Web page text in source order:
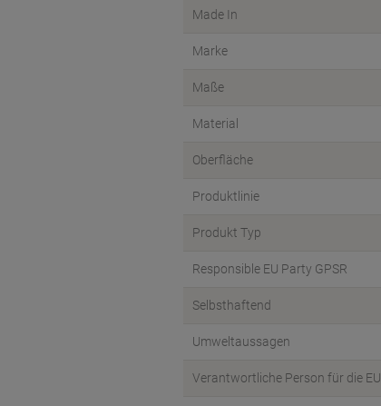
Made In
Marke
Maße
Material
Oberfläche
Produktlinie
Produkt Typ
Responsible EU Party GPSR
Selbsthaftend
Umweltaussagen
Verantwortliche Person für die EU